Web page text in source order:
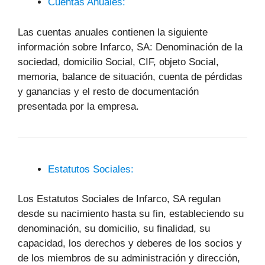
Las cuentas anuales contienen la siguiente
información sobre Infarco, SA: Denominación de la
sociedad, domicilio Social, CIF, objeto Social,
memoria, balance de situación, cuenta de pérdidas
y ganancias y el resto de documentación
presentada por la empresa.
Estatutos Sociales:
Los Estatutos Sociales de Infarco, SA regulan
desde su nacimiento hasta su fin, estableciendo su
denominación, su domicilio, su finalidad, su
capacidad, los derechos y deberes de los socios y
de los miembros de su administración y dirección,